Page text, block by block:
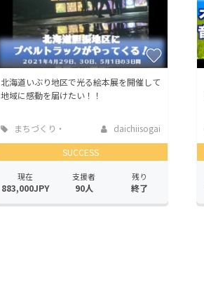
北海道いぶり地区で光る絵本展を開催して
地域に感動を届けたい！！
まちづくり・
地域活性化
daichiisogai
SUCCESS
現在
883,000JPY
支援者
90人
残り
終了